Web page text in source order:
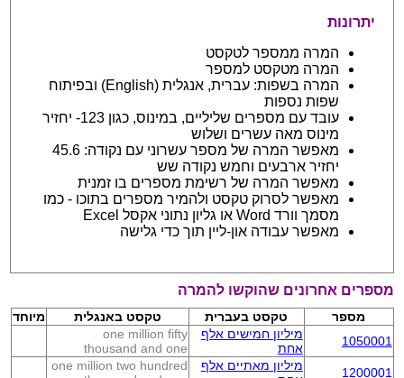
יתרונות
המרה ממספר לטקסט
המרה מטקסט למספר
המרה בשפות: עברית, אנגלית (English) ובפיתוח
שפות נספות
עובד עם מספרים שליליים, במינוס, כגון 123- יחזיר
מינוס מאה עשרים ושלוש
מאפשר המרה של מספר עשרוני עם נקודה: 45.6
יחזיר ארבעים וחמש נקודה שש
מאפשר המרה של רשימת מספרים בו זמנית
מאפשר לסרוק טקסט ולהמיר מספרים בתוכו - כמו
מסמך וורד Word או גליון נתוני אקסל Excel
מאפשר עבודה און-ליין תוך כדי גלישה
מספרים אחרונים שהוקשו להמרה
מספר טקסט בעברית טקסט באנגלית
מיוחד
1050001
מיליון חמישים אלף
אחת
one million fifty
thousand and one
1200001
מיליון מאתיים אלף
one million two hundred